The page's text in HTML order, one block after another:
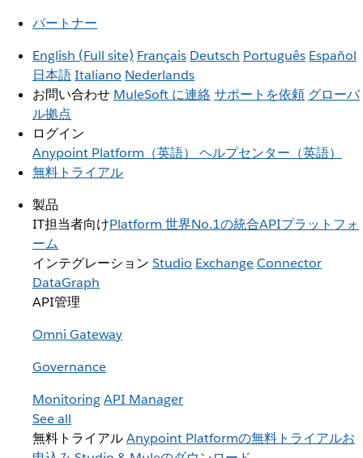
パートナー
English (Full site) Français Deutsch Português Español
日本語Italiano Nederlands
お問い合わせ MuleSoft に連絡サポートを依頼 グローバ
ル拠点
ログイン
Anypoint Platform（英語） ヘルプセンター（英語）
無料トライアル
製品
IT担当者向けPlatform 世界No.1の統合APIプラットフォ
ーム
インテグレーション Studio ExchangeConnector
DataGraph
API管理
Omni Gateway
Governance
MonitoringAPI Manager
See all
無料トライアルAnypoint Platformの無料トライアルお